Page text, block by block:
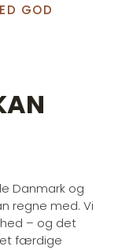
GOD
Danmark og
regne med. Vi
– og det
færdige